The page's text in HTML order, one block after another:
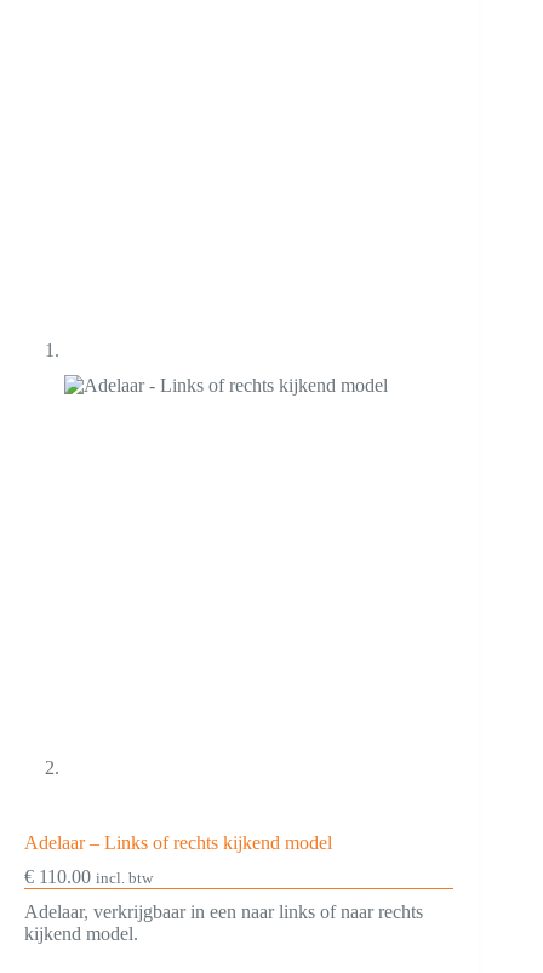
Adelaar – Links of rechts kijkend model
€ 110.00 incl. btw
Adelaar, verkrijgbaar in een naar links of naar rechts
kijkend model.